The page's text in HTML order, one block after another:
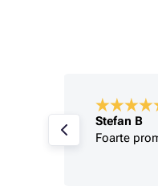
Stefan B
Foarte